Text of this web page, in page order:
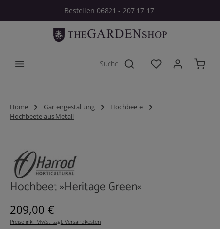
Zum Hauptinhalt springenBestellen 06821 - 207 17 17
Du hast 0
Home Gartengestaltung
Hochbeete
Hochbeete aus Metall
Hochbeet »Heritage Green«
Regulärer Preis:
209,00 €
Preise inkl. MwSt. zzgl. Versandkosten